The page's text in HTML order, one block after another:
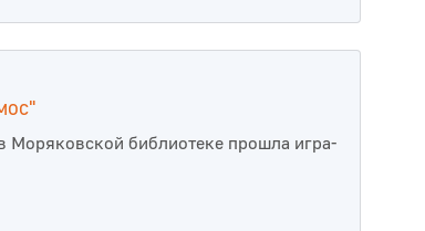
Моряковской библиотеке прошла игра-